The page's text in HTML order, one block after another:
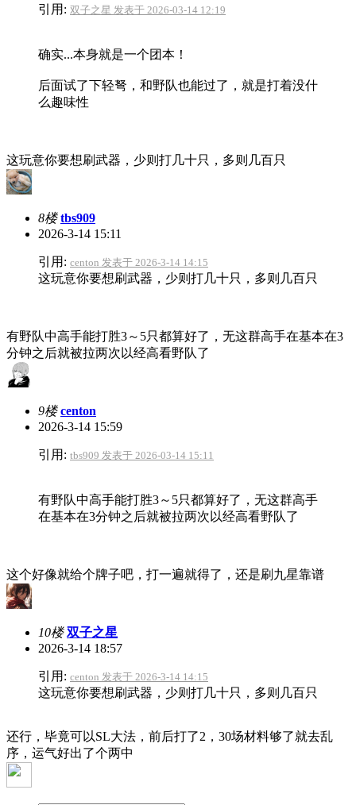
引用: 双子之星 发表于 2026-03-14 12:19
确实...本身就是一个团本！
后面试了下轻弩，和野队也能过了，就是打着没什
么趣味性
这玩意你要想刷武器，少则打几十只，多则几百只
8楼 tbs909
2026-3-14 15:11
引用: centon 发表于 2026-3-14 14:15
这玩意你要想刷武器，少则打几十只，多则几百只
有野队中高手能打胜3～5只都算好了，无这群高手在基本在3
分钟之后就被拉两次以经高看野队了
9楼 centon
2026-3-14 15:59
引用: tbs909 发表于 2026-03-14 15:11
有野队中高手能打胜3～5只都算好了，无这群高手
在基本在3分钟之后就被拉两次以经高看野队了
这个好像就给个牌子吧，打一遍就得了，还是刷九星靠谱
10楼 双子之星
2026-3-14 18:57
引用: centon 发表于 2026-3-14 14:15
这玩意你要想刷武器，少则打几十只，多则几百只
还行，毕竟可以SL大法，前后打了2，30场材料够了就去乱
序，运气好出了个两中